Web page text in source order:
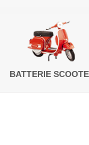
BATTERIE